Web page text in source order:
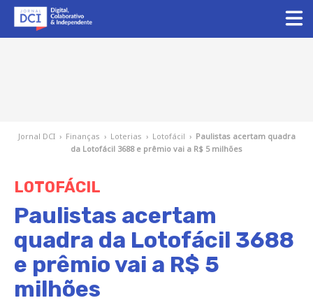
Jornal DCI › Finanças › Loterias › Lotofácil › Paulistas acertam quadra
da Lotofácil 3688 e prêmio vai a R$ 5 milhões
LOTOFÁCIL
Paulistas acertam
quadra da Lotofácil 3688
e prêmio vai a R$ 5
milhões